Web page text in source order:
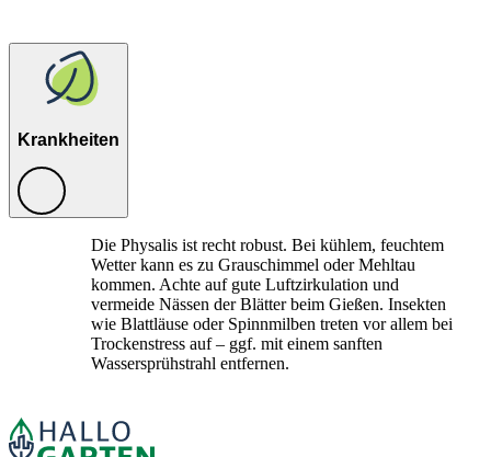
Krankheiten
Die Physalis ist recht robust. Bei kühlem, feuchtem
Wetter kann es zu Grauschimmel oder Mehltau
kommen. Achte auf gute Luftzirkulation und
vermeide Nässen der Blätter beim Gießen. Insekten
wie Blattläuse oder Spinnmilben treten vor allem bei
Trockenstress auf – ggf. mit einem sanften
Wassersprühstrahl entfernen.